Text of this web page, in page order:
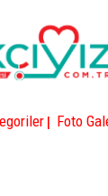
| Foto